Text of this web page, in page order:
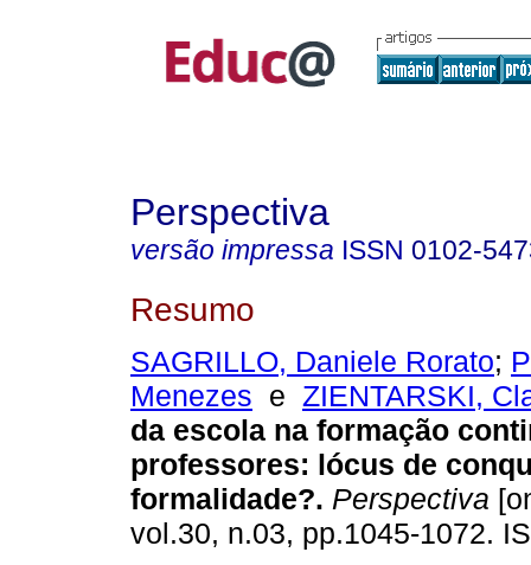
Perspectiva
versão impressa ISSN 0102-
Resumo
SAGRILLO, Daniele Rorato;
Menezes e ZIENTARSKI,
da escola na formação
professores: lócus de
formalidade?. Perspectiva
vol.30, n.03, pp.1045-1072.